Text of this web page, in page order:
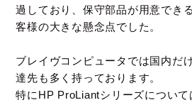
過しており、 保守部品が用意でき
客様の大きな懸念点でした。
ブレイヴコンピュータでは国内だ
達先も多く持っております。
特にHP ProLiantシリーズについ